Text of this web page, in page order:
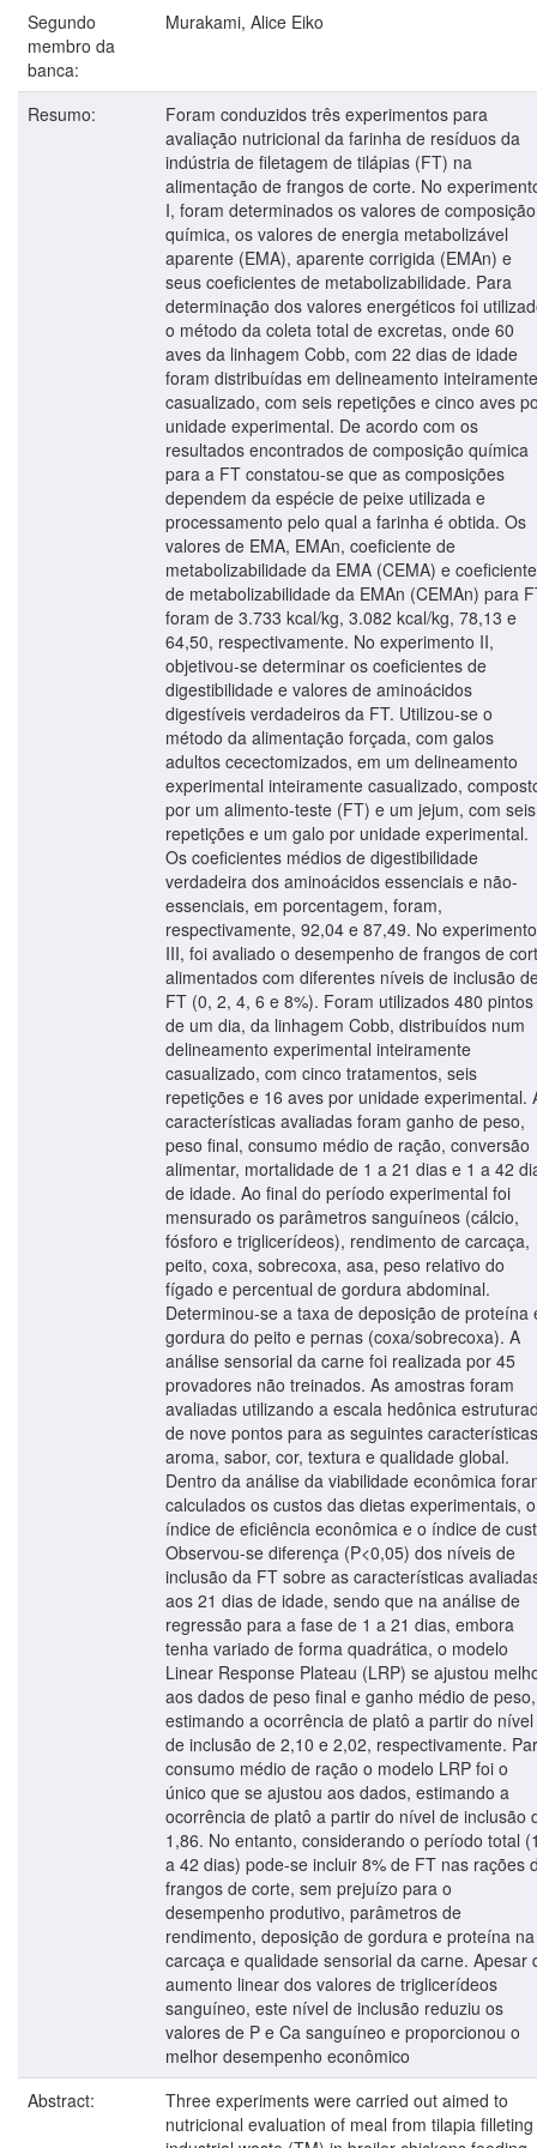
Segundo
membro da
banca:
Murakami, Alice Eiko
Resumo:
Foram conduzidos três experimentos para
avaliação nutricional da farinha de resíduos da
indústria de filetagem de tilápias (FT) na
alimentação de frangos de corte. No
I, foram determinados os valores de composição
química, os valores de energia metabolizável
aparente (EMA), aparente corrigida (EMAn) e
seus coeficientes de metabolizabilidade. Para
determinação dos valores energéticos foi
o método da coleta total de excretas, onde 60
aves da linhagem Cobb, com 22 dias de idade
foram distribuídas em delineamento inteiramente
casualizado, com seis repetições e cinco aves
unidade experimental. De acordo com os
resultados encontrados de composição química
para a FT constatou-se que as composições
dependem da espécie de peixe utilizada e
processamento pelo qual a farinha é obtida. Os
valores de EMA, EMAn, coeficiente de
metabolizabilidade da EMA (CEMA) e coeficiente
de metabolizabilidade da EMAn (CEMAn) para
foram de 3.733 kcal/kg, 3.082 kcal/kg, 78,13 e
64,50, respectivamente. No experimento II,
objetivou-se determinar os coeficientes de
digestibilidade e valores de aminoácidos
digestíveis verdadeiros da FT. Utilizou-se o
método da alimentação forçada, com galos
adultos cecectomizados, em um delineamento
experimental inteiramente casualizado,
por um alimento-teste (FT) e um jejum, com seis
repetições e um galo por unidade experimental.
Os coeficientes médios de digestibilidade
verdadeira dos aminoácidos essenciais e não-
essenciais, em porcentagem, foram,
respectivamente, 92,04 e 87,49. No experimento
III, foi avaliado o desempenho de frangos de
alimentados com diferentes níveis de inclusão
FT (0, 2, 4, 6 e 8%). Foram utilizados 480 pintos
de um dia, da linhagem Cobb, distribuídos num
delineamento experimental inteiramente
casualizado, com cinco tratamentos, seis
repetições e 16 aves por unidade experimental.
características avaliadas foram ganho de peso,
peso final, consumo médio de ração, conversão
alimentar, mortalidade de 1 a 21 dias e 1 a 42
de idade. Ao final do período experimental foi
mensurado os parâmetros sanguíneos (cálcio,
fósforo e triglicerídeos), rendimento de carcaça,
peito, coxa, sobrecoxa, asa, peso relativo do
fígado e percentual de gordura abdominal.
Determinou-se a taxa de deposição de proteína
gordura do peito e pernas (coxa/sobrecoxa). A
análise sensorial da carne foi realizada por 45
provadores não treinados. As amostras foram
avaliadas utilizando a escala hedônica
de nove pontos para as seguintes
aroma, sabor, cor, textura e qualidade global.
Dentro da análise da viabilidade econômica
calculados os custos das dietas experimentais, o
índice de eficiência econômica e o índice de
Observou-se diferença (P<0,05) dos níveis de
inclusão da FT sobre as características
aos 21 dias de idade, sendo que na análise de
regressão para a fase de 1 a 21 dias, embora
tenha variado de forma quadrática, o modelo
Linear Response Plateau (LRP) se ajustou
aos dados de peso final e ganho médio de peso,
estimando a ocorrência de platô a partir do nível
de inclusão de 2,10 e 2,02, respectivamente.
consumo médio de ração o modelo LRP foi o
único que se ajustou aos dados, estimando a
ocorrência de platô a partir do nível de inclusão
1,86. No entanto, considerando o período total
a 42 dias) pode-se incluir 8% de FT nas rações
frangos de corte, sem prejuízo para o
desempenho produtivo, parâmetros de
rendimento, deposição de gordura e proteína na
carcaça e qualidade sensorial da carne. Apesar
aumento linear dos valores de triglicerídeos
sanguíneo, este nível de inclusão reduziu os
valores de P e Ca sanguíneo e proporcionou o
melhor desempenho econômico
Abstract:
Three experiments were carried out aimed to
nutricional evaluation of meal from tilapia filleting